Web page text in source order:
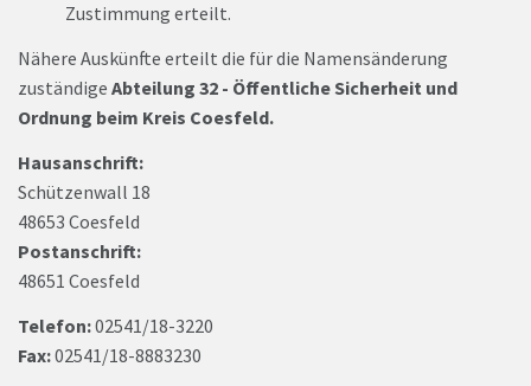
Zustimmung erteilt.
Nähere Auskünfte erteilt die für die Namensänderung
zuständige Abteilung 32 - Öffentliche Sicherheit und
Ordnung beim Kreis Coesfeld.
Hausanschrift:
Schützenwall 18
48653 Coesfeld
Postanschrift:
48651 Coesfeld
Telefon:02541/18-3220
Fax:02541/18-8883230